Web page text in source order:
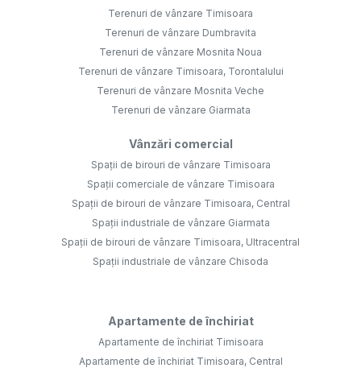
Terenuri de vânzare Timisoara
Terenuri de vânzare Dumbravita
Terenuri de vânzare Mosnita Noua
Terenuri de vânzare Timisoara, Torontalului
Terenuri de vânzare Mosnita Veche
Terenuri de vânzare Giarmata
Vânzări comercial
Spații de birouri de vânzare Timisoara
Spații comerciale de vânzare Timisoara
Spații de birouri de vânzare Timisoara, Central
Spații industriale de vânzare Giarmata
Spații de birouri de vânzare Timisoara, Ultracentral
Spații industriale de vânzare Chisoda
Apartamente de închiriat
Apartamente de închiriat Timisoara
Apartamente de închiriat Timisoara, Central